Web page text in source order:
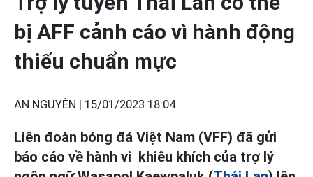
bị AFF cảnh cáo vì hành động
thiếu chuẩn mực
AN NGUYÊN | 15/01/2023 18:04
Liên đoàn bóng đá Việt Nam (VFF) đã gửi
báo cáo về hành vi khiêu khích của trợ lý